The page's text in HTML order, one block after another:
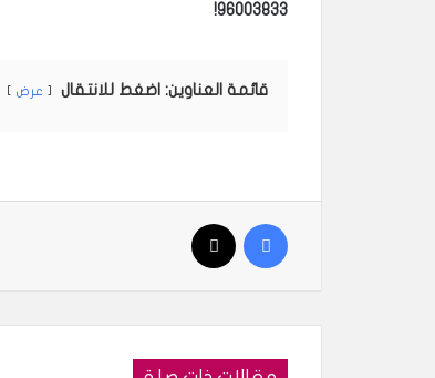
96003833!
قائمة العناوين: اضغط للانتقال عرض
فيسبوك